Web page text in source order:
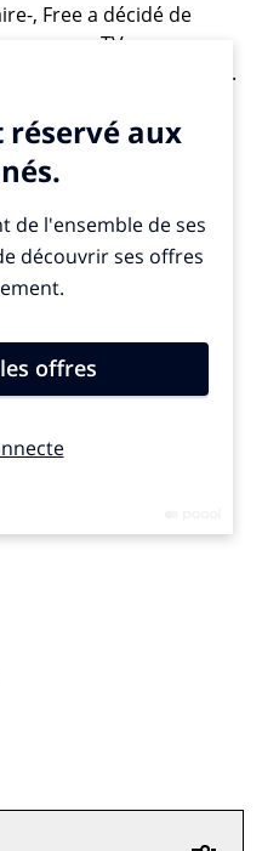
, Free a décidé de
TV
de sujets à promouvoir.
de l’autre la data
à 15.99€/mois. Et
dote lui même de deux
mal de contenu
décrypter avec leur tête
rédacteur, et
tous deux chez
sur le
en remémorant celle
de regretter cette
n’était réservé qu’à
le temps de s’y
agacés par la
qui, il n’y a plus aucun